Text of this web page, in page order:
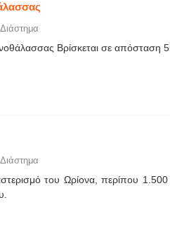
Διάστημα
Βρίσκεται σε απόσταση
Διάστημα
του Ωρίονα, περίπου